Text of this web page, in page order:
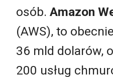
osób. Amazon
(AWS), to
36 mld dolarów,
200 usług